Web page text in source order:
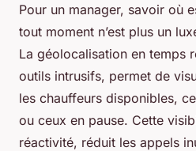
Pour un manager, savoir où
tout moment n’est plus un
La géolocalisation en temps
outils intrusifs, permet de
les chauffeurs disponibles,
ou ceux en pause. Cette
réactivité, réduit les appels